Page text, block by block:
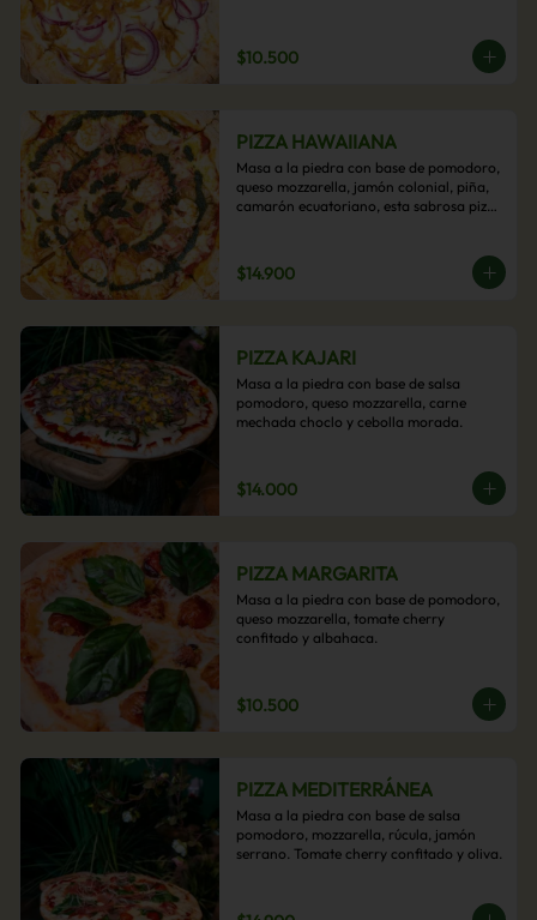
$10.500
PIZZA HAWAIIANA
Masa a la piedra con base de pomodoro,
queso mozzarella, jamón colonial, piña,
camarón ecuatoriano, esta sabrosa pizza
$14.900
PIZZA KAJARI
Masa a la piedra con base de salsa
pomodoro, queso mozzarella, carne
mechada choclo y cebolla morada.
$14.000
PIZZA MARGARITA
Masa a la piedra con base de pomodoro,
queso mozzarella, tomate cherry
confitado y albahaca.
$10.500
PIZZA MEDITERRÁNEA
Masa a la piedra con base de salsa
pomodoro, mozzarella, rúcula, jamón
serrano. Tomate cherry confitado y oliva.